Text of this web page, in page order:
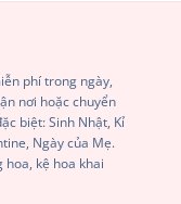
phí trong ngày,
nơi hoặc chuyển
biệt: Sinh Nhật, Kỉ
Ngày của Mẹ.
hoa, kệ hoa khai